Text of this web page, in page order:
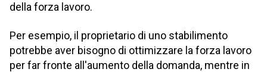
della forza lavoro.
Per esempio, il proprietario di uno stabilimento
potrebbe aver bisogno di ottimizzare la forza lavoro
per far fronte all'aumento della domanda, mentre in